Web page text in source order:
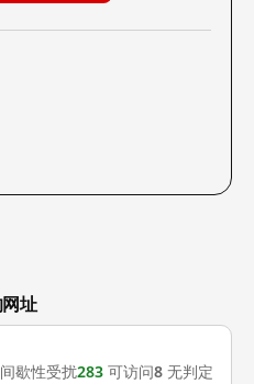
址
间歇性受扰283 可访问8 无判定